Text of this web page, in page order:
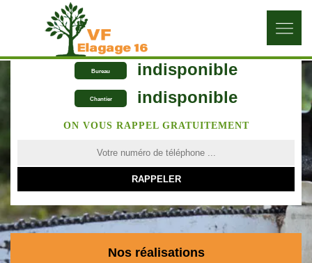
Bureau indisponible
Chantier indisponible
ON VOUS RAPPEL GRATUITEMENT
Nos réalisations